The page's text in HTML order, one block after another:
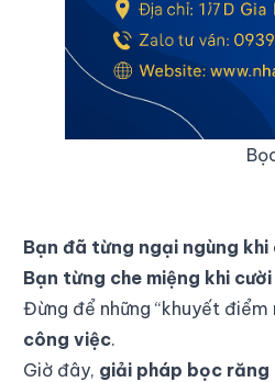
Bạn đã từng ngại ngùng
Bạn từng che miệng khi
Đừng để những “khuyết điểm
công việc.
Giờ đây, giải pháp bọc răng